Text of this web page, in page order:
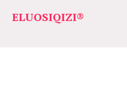
ELUOSIQIZI®